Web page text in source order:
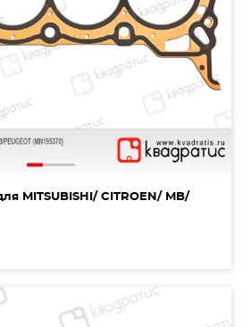
MITSUBISHI/ CITROEN/ MB/